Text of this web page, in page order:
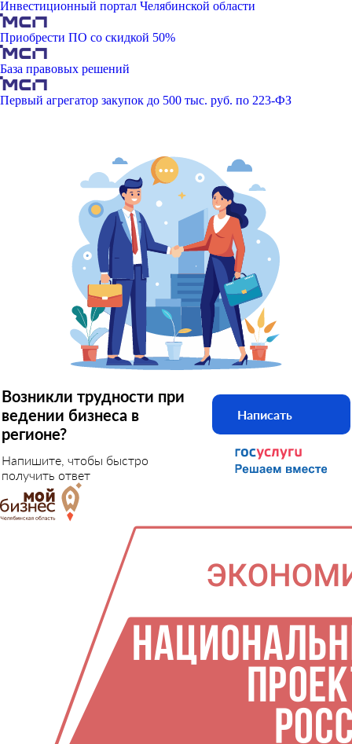
Инвестиционный портал Челябинской области
Приобрести ПО со скидкой 50%
База правовых решений
Первый агрегатор закупок до 500 тыс. руб. по 223-ФЗ
Возникли трудности при
ведении бизнеса в
регионе?
Напишите, чтобы быстро
получить ответ
Написать